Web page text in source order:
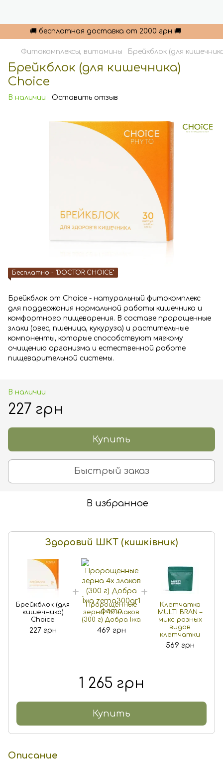
🚚 бесплатная доставка от 2000 грн 🚚
Фитокомплексы, витамины Брейкблок (для
Брейкблок (для кишечника)
Choice
В наличии Оставить отзыв
Бесплатно - "DOCTOR CHOICE"
Брейкблок от Choice - натуральный фитокомплекс
для поддержания нормальной работы кишечника и
комфортного пищеварения. В составе пророщенные
злаки (овес, пшеница, кукуруза) и растительные
компоненты, которые способствуют мягкому
очищению организма и естественной работе
пищеварительной системы.
В наличии
227 грн
Купить
Быстрый заказ
В избранное
Здоровий ШКТ (кишківник)
Брейкблок (для
кишечника)
Choice
227 грн
Пророщенные
зерна 4х злаков
(300 г) Добра Їжа
469 грн
Клетчатка
MULTI BRAN –
микс разных
видов
клетчатки
569 грн
1 265 грн
Купить
Описание